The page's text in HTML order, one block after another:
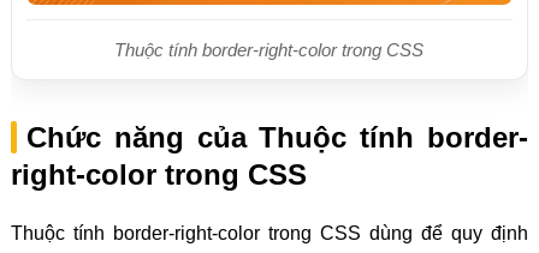
Thuộc tính border-right-color trong CSS
Chức năng của Thuộc tính border-
right-color trong CSS
Thuộc tính border-right-color trong CSS dùng để quy định